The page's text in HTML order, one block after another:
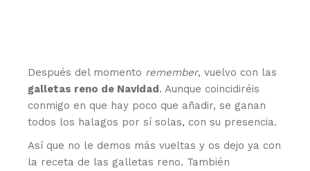
Después del momento remember, vuelvo con las
galletas reno de Navidad. Aunque coincidiréis
conmigo en que hay poco que añadir, se ganan
todos los halagos por sí solas, con su presencia.
Así que no le demos más vueltas y os dejo ya con
la receta de las galletas reno. También